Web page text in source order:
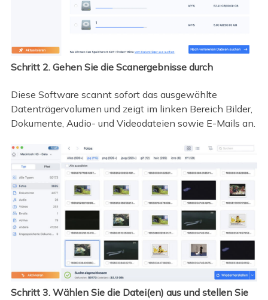
Schritt 2. Gehen Sie die Scanergebnisse durch
Diese Software scannt sofort das ausgewählte
Datenträgervolumen und zeigt im linken Bereich Bilder,
Dokumente, Audio- und Videodateien sowie E-Mails an.
Schritt 3. Wählen Sie die Datei(en) aus und stellen Sie